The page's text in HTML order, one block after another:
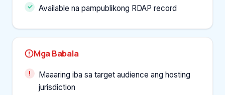
Available na pampublikong RDAP record
Mga Babala
Maaaring iba sa target audience ang hosting
jurisdiction